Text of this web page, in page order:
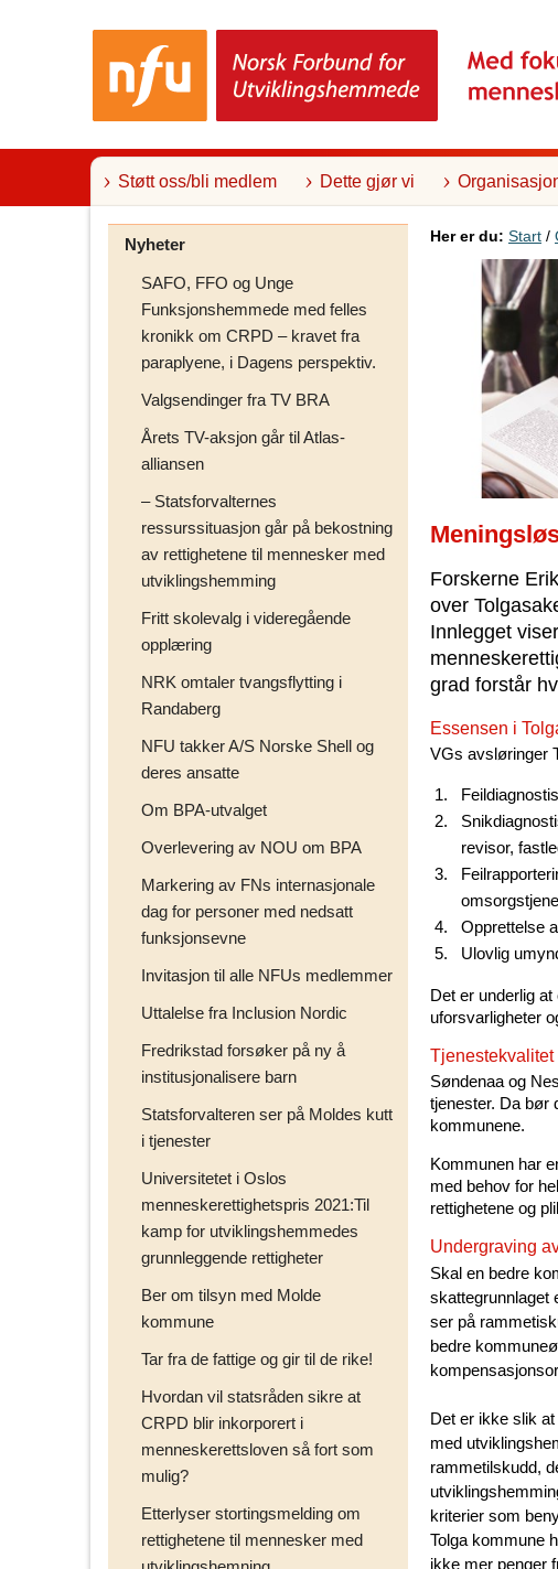
o
Støtt oss/bli medlem Dette gjør vi
Nyheter
SAFO, FFO og Unge
Funksjonshemmede med felles
kronikk om CRPD – kravet fra
paraplyene, i Dagens perspektiv.
Valgsendinger fra TV BRA
Årets TV-aksjon går til Atlas-
alliansen
– Statsforvalternes
ressurssituasjon går på bekostning
av rettighetene til mennesker med
utviklingshemming
Fritt skolevalg i videregående
opplæring
NRK omtaler tvangsflytting i
Randaberg
NFU takker A/S Norske Shell og
deres ansatte
Om BPA-utvalget
Overlevering av NOU om BPA
Markering av FNs internasjonale
dag for personer med nedsatt
funksjonsevne
Invitasjon til alle NFUs medlemmer
Uttalelse fra Inclusion Nordic
Fredrikstad forsøker på ny å
institusjonalisere barn
Statsforvalteren ser på Moldes kutt
i tjenester
Universitetet i Oslos
menneskerettighetspris 2021:Til
kamp for utviklingshemmedes
grunnleggende rettigheter
Ber om tilsyn med Molde
kommune
Tar fra de fattige og gir til de rike!
Hvordan vil statsråden sikre at
CRPD blir inkorporert i
menneskerettsloven så fort som
mulig?
Etterlyser stortingsmelding om
rettighetene til mennesker med
Her er du: Start /
Forskerne
over
Innlegget
grad forstår
Essensen i
VGs avsløringer
revisor,
Opprettelse
Ulovlig
Det er underlig
uforsvarligheter
Tjenestekvalitet
Søndenaa og
tjenester. Da bør
kommunene.
Kommunen har
med behov for
rettighetene og
Undergraving
Skal en bedre
skattegrunnlaget
ser på
bedre
Det er ikke slik
med
rammetilskudd,
kriterier som
Tolga kommune
ikke mer penger